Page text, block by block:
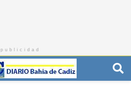
publicidad